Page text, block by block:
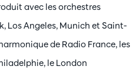
avec les orchestres
Los Angeles, Munich et Saint-
de Radio France, les
le London